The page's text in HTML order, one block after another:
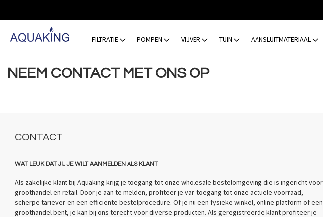
NAAR
INHOUD
FILTRATIE POMPEN VIJVER TUIN AANSLUITMATERIAAL
NEEM CONTACT MET ONS OP
CONTACT
WAT LEUK DAT JIJ JE WILT AANMELDEN ALS KLANT
Als zakelijke klant bij Aquaking krijg je toegang tot onze wholesale bestelomgeving die is ingericht voor
groothandel en retail. Door je aan te melden, profiteer je van toegang tot onze actuele voorraad,
scherpe tarieven en een efficiënte bestelprocedure. Of je nu een fysieke winkel, online platform of een
groothandel bent, je kan bij ons terecht voor diverse producten. Als geregistreerde klant profiteer je